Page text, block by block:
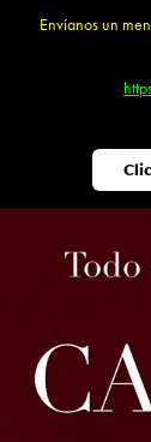
Envíanos un